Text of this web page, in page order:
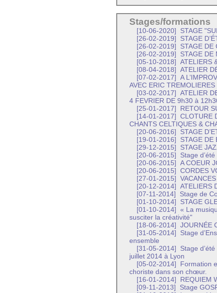
Stages/formations
[10-06-2020]
STAGE
[26-02-2019]
STAGE
[26-02-2019]
STAGE DE
[26-02-2019]
STAGE DE
[05-10-2018]
ATELIERS
[08-04-2018]
ATELIER
[07-02-2017]
A
AVEC ERIC TREMOLIERES
[03-02-2017]
ATELIER
4 FEVRIER DE 9h30 à
[25-01-2017]
RETOUR
[14-01-2017]
CLOTURE
CHANTS CELTIQUES &
[20-06-2016]
STAGE
[19-01-2016]
STAGE DE
[29-12-2015]
STAGE
[20-06-2015]
Stage
[20-06-2015]
A COEUR
[20-06-2015]
CORDES
[27-01-2015]
[20-12-2014]
ATELIERS
[07-11-2014]
Stage de
[01-10-2014]
STAGE
[01-10-2014]
« La
susciter la créativité"
[18-06-2014]
JOURNÉE
[31-05-2014]
Stage
ensemble
[31-05-2014]
Stage
juillet 2014 à Lyon
[05-02-2014]
Formation
choriste dans son chœur.
[16-01-2014]
REQUIEM
[09-11-2013]
Stage